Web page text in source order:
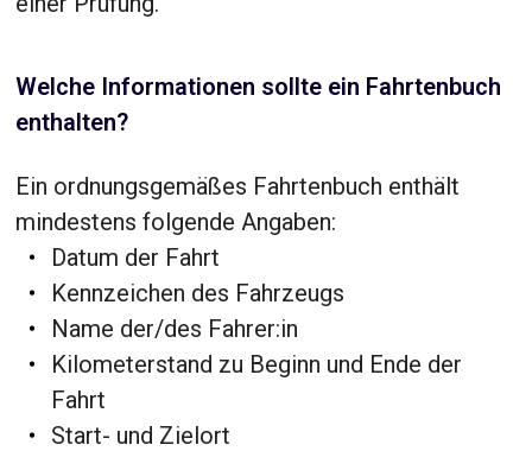
Welche Informationen sollte ein Fahrtenbuch
enthalten?
Ein ordnungsgemäßes Fahrtenbuch enthält
mindestens folgende Angaben:
Datum der Fahrt
Kennzeichen des Fahrzeugs
Name der/des Fahrer:in
Kilometerstand zu Beginn und Ende der
Fahrt
Start- und Zielort